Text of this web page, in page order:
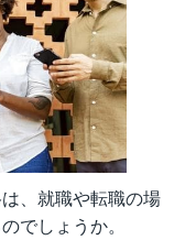
、就職や転職の場
でしょうか。